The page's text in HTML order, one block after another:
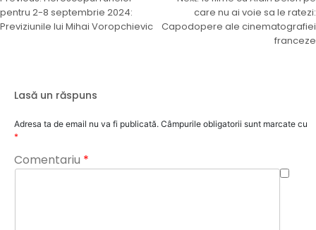
în
pentru 2-8 septembrie 2024:
Previziunile lui Mihai Voropchievic
care nu ai voie sa le ratezi:
Capodopere ale cinematografiei
franceze
Lasă un răspuns
Adresa ta de email nu va fi publicată. Câmpurile obligatorii sunt marcate cu
*
Comentariu *